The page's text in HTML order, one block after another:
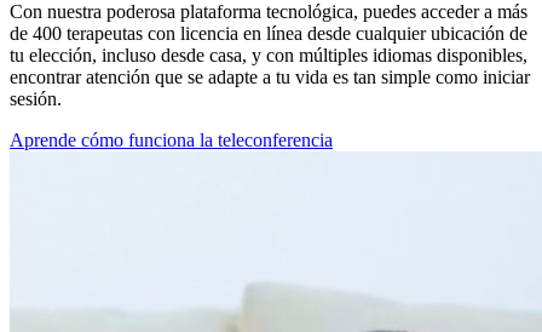
Con nuestra poderosa plataforma tecnológica, puedes acceder a más
de 400 terapeutas con licencia en línea desde cualquier ubicación de
tu elección, incluso desde casa, y con múltiples idiomas disponibles,
encontrar atención que se adapte a tu vida es tan simple como iniciar
sesión.
Aprende cómo funciona la teleconferencia